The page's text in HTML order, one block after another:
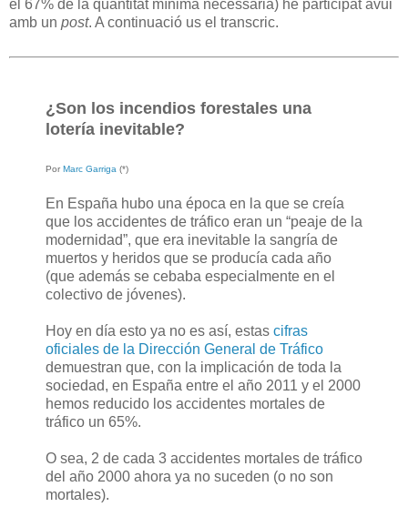
el 67% de la quantitat mínima necessària) he participat avui
amb un post. A continuació us el transcric.
¿Son los incendios forestales una
lotería inevitable?
Por Marc Garriga (*)
En España hubo una época en la que se creía
que los accidentes de tráfico eran un “peaje de la
modernidad”, que era inevitable la sangría de
muertos y heridos que se producía cada año
(que además se cebaba especialmente en el
colectivo de jóvenes).
Hoy en día esto ya no es así, estas cifras
oficiales de la Dirección General de Tráfico
demuestran que, con la implicación de toda la
sociedad, en España entre el año 2011 y el 2000
hemos reducido los accidentes mortales de
tráfico un 65%.
O sea, 2 de cada 3 accidentes mortales de tráfico
del año 2000 ahora ya no suceden (o no son
mortales).